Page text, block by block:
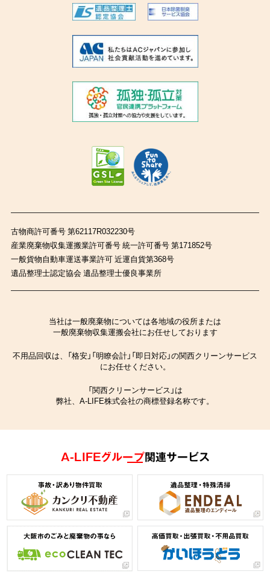
古物商許可番号 第62117R032230号
産業廃棄物収集運搬業許可番号 統一許可番号 第171852号
一般貨物自動車運送事業許可 近運自貨第368号
遺品整理士認定協会 遺品整理士優良事業所
当社は一般廃棄物については各地域の役所または
一般廃棄物収集運搬会社にお任せしております
不用品回収は、「格安」「明瞭会計」「即日対応」の関西クリーンサービス
にお任せください。
「関西クリーンサービス」は
弊社、A-LIFE株式会社の商標登録名称です。
A-LIFEグループ関連サービス